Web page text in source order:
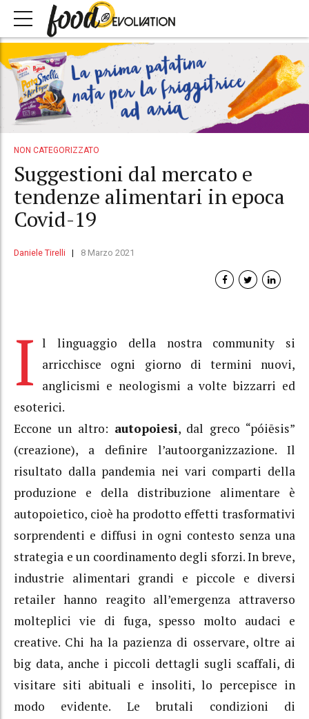
NON CATEGORIZZATO
Suggestioni dal mercato e
tendenze alimentari in epoca
Covid-19
Daniele Tirelli 8 Marzo 2021
I l linguaggio della nostra community si
arricchisce ogni giorno di termini nuovi,
anglicismi e neologismi a volte bizzarri ed
esoterici.
Eccone un altro: autopoiesi, dal greco “póiēsis”
(creazione), a definire l’autoorganizzazione. Il
risultato dalla pandemia nei vari comparti della
produzione e della distribuzione alimentare è
autopoietico, cioè ha prodotto effetti trasformativi
sorprendenti e diffusi in ogni contesto senza una
strategia e un coordinamento degli sforzi. In breve,
industrie alimentari grandi e piccole e diversi
retailer hanno reagito all’emergenza attraverso
molteplici vie di fuga, spesso molto audaci e
creative. Chi ha la pazienza di osservare, oltre ai
big data, anche i piccoli dettagli sugli scaffali, di
visitare siti abituali e insoliti, lo percepisce in
modo evidente. Le brutali condizioni di